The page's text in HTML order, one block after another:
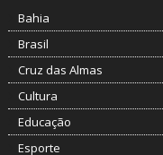
Bahia
Brasil
Cruz das Almas
Cultura
Educação
Esporte